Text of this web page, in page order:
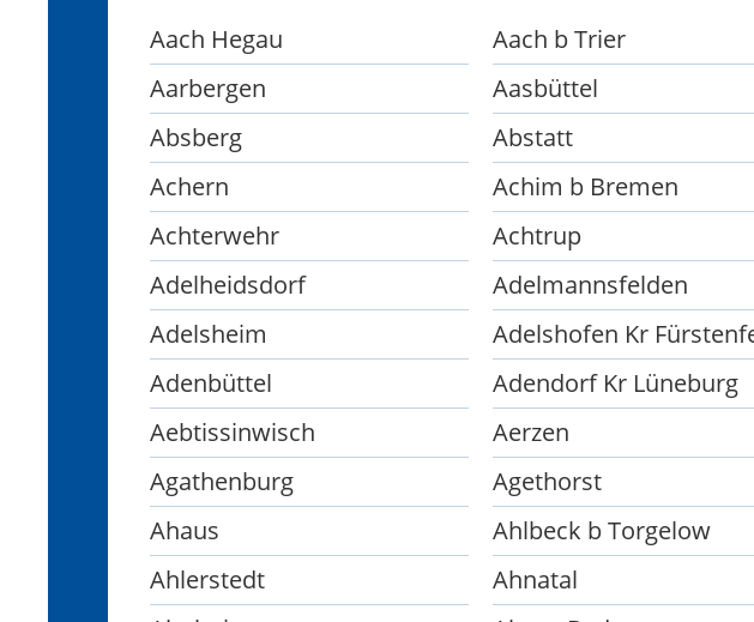
Aach Hegau Aach b Trier
Aarbergen
Aasbüttel
Absberg
Abstatt
Achern
Achim b Bremen
Achterwehr
Achtrup
Adelheidsdorf
Adelmannsfelden
Adelsheim
Adenbüttel
Adendorf Kr Lüneburg
Aebtissinwisch
Aerzen
Agathenburg
Agethorst
Ahaus
Ahlbeck b Torgelow
Ahlerstedt
Ahnatal